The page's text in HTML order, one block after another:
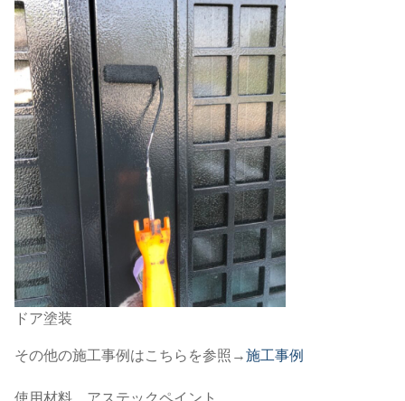
ドア塗装
その他の施工事例はこちらを参照→施工事例